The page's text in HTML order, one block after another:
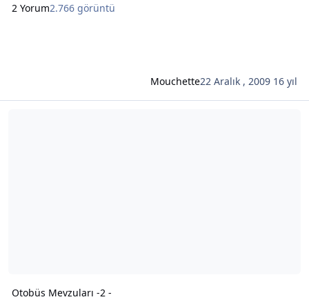
2 Yorum2.766 görüntü
Mouchette22 Aralık , 2009 16 yıl
Otobüs Mevzuları -2 -